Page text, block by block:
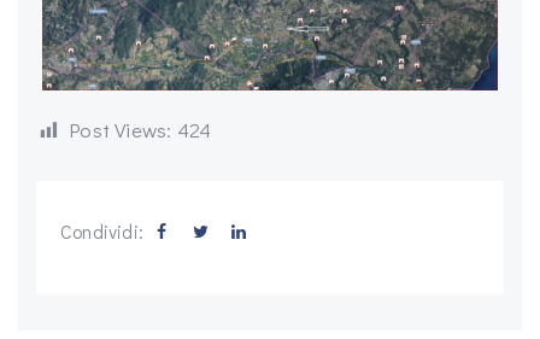
Post Views: 424
Condividi: